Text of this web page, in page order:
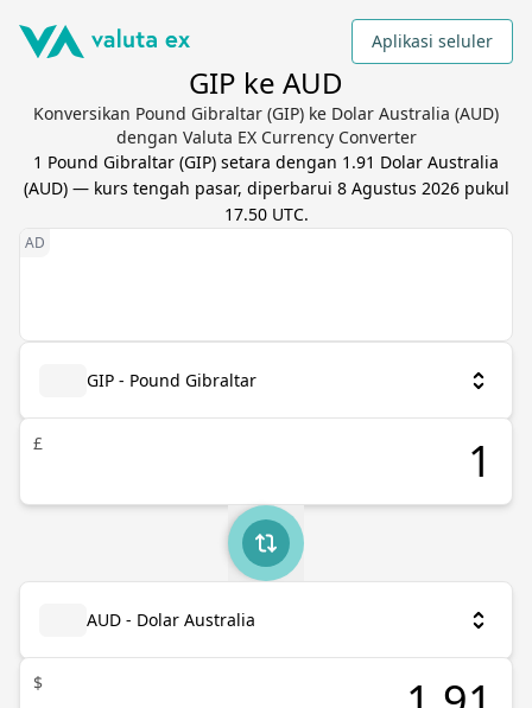
Aplikasi seluler
GIP ke AUD
Konversikan Pound Gibraltar (GIP) ke Dolar Australia (AUD)
dengan Valuta EX Currency Converter
1 Pound Gibraltar (GIP) setara dengan 1.91 Dolar Australia
(AUD) — kurs tengah pasar, diperbarui 8 Agustus 2026 pukul
17.50 UTC.
GIP - Pound Gibraltar
£
AUD - Dolar Australia
$